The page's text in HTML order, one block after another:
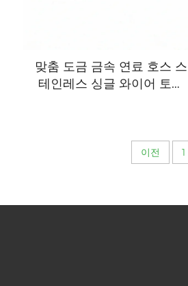
맞춤 도금 금속 연료 호스 스
테인레스 싱글 와이어 토크
이전 1